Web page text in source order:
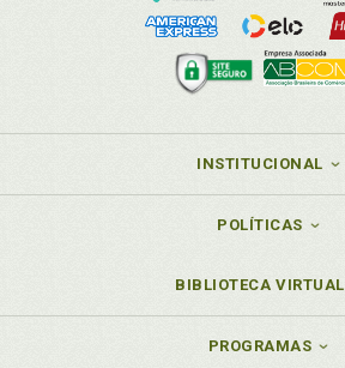
INSTITUCIONAL
POLÍTICAS
BIBLIOTECA VIRTUAL
PROGRAMAS